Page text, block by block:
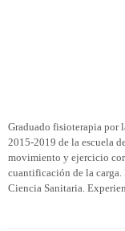
Graduado fisioterapia por
2015-2019 de la escuela
movimiento y ejercicio
cuantificación de la carga.
Ciencia Sanitaria.